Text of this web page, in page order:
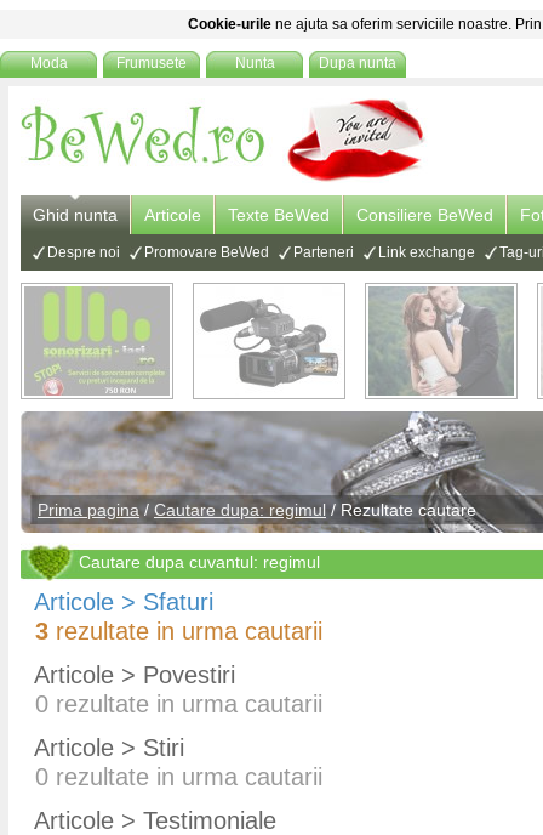
Cookie-urile ne ajuta sa oferim serviciile noastre.
Moda Frumusete Nunta Dupa nunta
Ghid nunta Articole Texte BeWed Consiliere BeWed
Despre noi Promovare BeWed Parteneri Link exchange Tag-
Prima pagina / Cautare dupa: regimul/ Rezultate cautare
Cautare dupa cuvantul: regimul
Articole > Sfaturi
3 rezultate in urma cautarii
Articole > Povestiri
0 rezultate in urma cautarii
Articole > Stiri
0 rezultate in urma cautarii
Articole > Testimoniale